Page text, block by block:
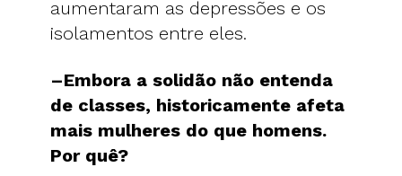
aumentaram as depressões e os
isolamentos entre eles.
–Embora a solidão não entenda
de classes, historicamente afeta
mais mulheres do que homens.
Por quê?